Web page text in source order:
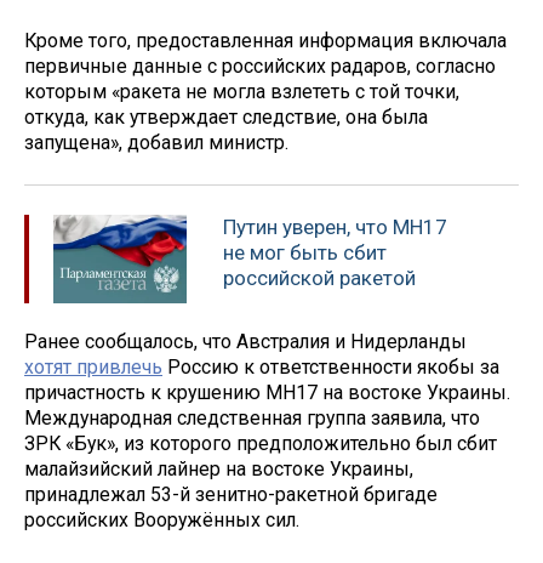
Кроме того, предоставленная информация включала
первичные данные с российских радаров, согласно
которым «ракета не могла взлететь с той точки,
откуда, как утверждает следствие, она была
запущена», добавил министр.
Путин уверен, что МН17
не мог быть сбит
российской ракетой
Ранее сообщалось, что Австралия и Нидерланды
хотят привлечь Россию к ответственности якобы за
причастность к крушению MH17 на востоке Украины.
Международная следственная группа заявила, что
ЗРК «Бук», из которого предположительно был сбит
малайзийский лайнер на востоке Украины,
принадлежал 53-й зенитно-ракетной бригаде
российских Вооружённых сил.